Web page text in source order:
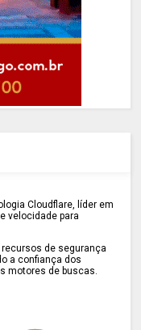
Cloudflare, líder em
velocidade para
de segurança
a confiança dos
motores de buscas.